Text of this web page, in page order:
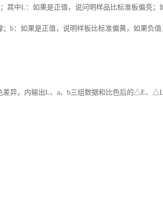
其中L ：如果是正值，说问明样品比标准板偏亮；
b：如果是正值，说明样板比标准偏黄，如果负值
差异，内输出L、 a、 b三组数据和比色后的△E、△L